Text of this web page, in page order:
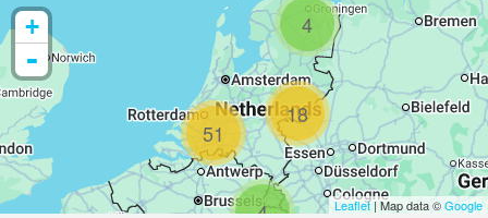
4
4
18
51
+
-
Leaflet| Map data ©Google